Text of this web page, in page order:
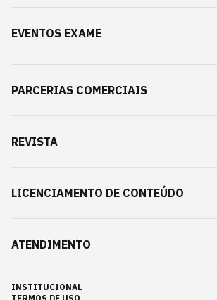
EVENTOS EXAME
PARCERIAS COMERCIAIS
REVISTA
LICENCIAMENTO DE CONTEÚDO
ATENDIMENTO
INSTITUCIONAL